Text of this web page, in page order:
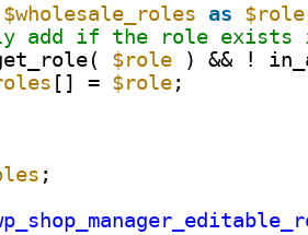
$wholesale_roles as $role
add if the role exists
$role ) && !
[] = $role;
;